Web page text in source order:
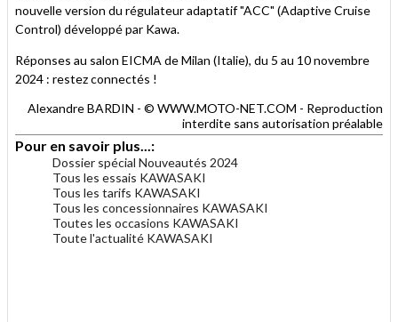
nouvelle version du régulateur adaptatif "ACC" (Adaptive Cruise
Control) développé par Kawa.
Réponses au salon EICMA de Milan (Italie), du 5 au 10 novembre
2024 : restez connectés !
Alexandre BARDIN - © WWW.MOTO-NET.COM - Reproduction
interdite sans autorisation préalable
Pour en savoir plus...:
Dossier spécial Nouveautés 2024
Tous les essais KAWASAKI
Tous les tarifs KAWASAKI
Tous les concessionnaires KAWASAKI
Toutes les occasions KAWASAKI
Toute l'actualité KAWASAKI